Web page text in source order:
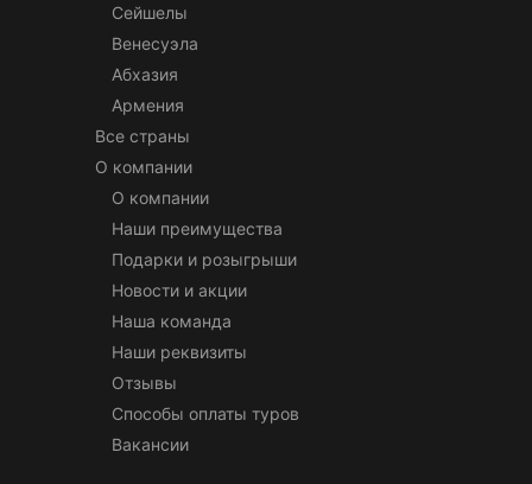
Сейшелы
Венесуэла
Абхазия
Армения
Все страны
О компании
О компании
Наши преимущества
Подарки и розыгрыши
Новости и акции
Наша команда
Наши реквизиты
Отзывы
Способы оплаты туров
Вакансии